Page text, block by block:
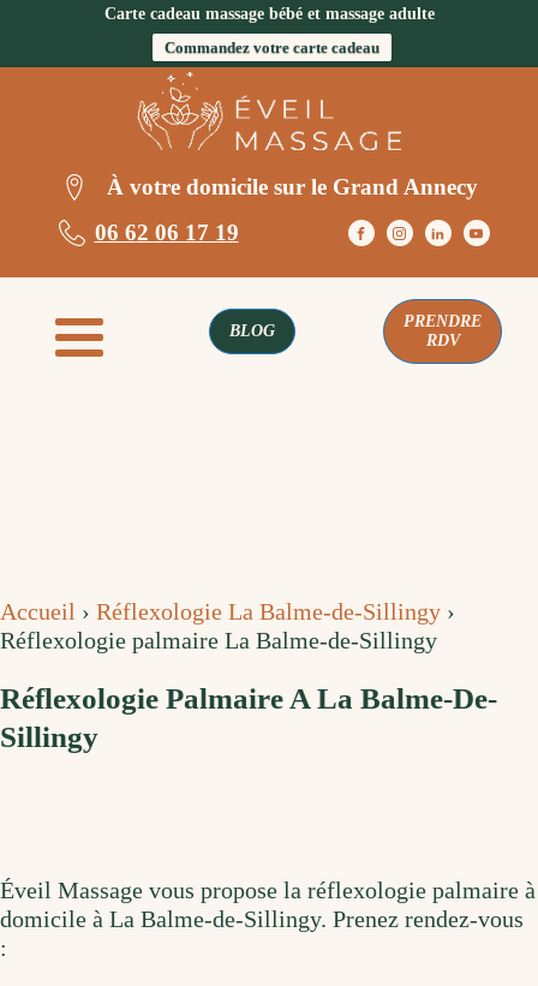
Carte cadeau massage bébé et massage adulte
Commandez votre carte cadeau
À votre domicile sur le Grand Annecy
06 62 06 17 19
BLOG
PRENDRE
RDV
Accueil › Réflexologie La Balme-de-Sillingy ›
Réflexologie palmaire La Balme-de-Sillingy
Réflexologie Palmaire A La Balme-De-
Sillingy
Éveil Massage vous propose la réflexologie palmaire à
domicile à La Balme-de-Sillingy. Prenez rendez-vous
: